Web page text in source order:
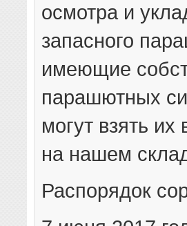
осмотра и
запасного
имеющие
парашютных
могут взять их
на нашем
Распорядок